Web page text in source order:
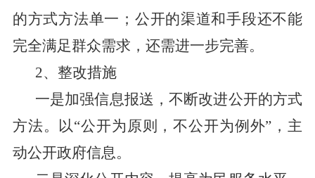
的方式方法单一；公开的渠道和手段还不能
完全满足群众需求，还需进一步完善。
2、整改措施
一是加强信息报送，不断改进公开的方式
方法。以“公开为原则，不公开为例外”，主
动公开政府信息。